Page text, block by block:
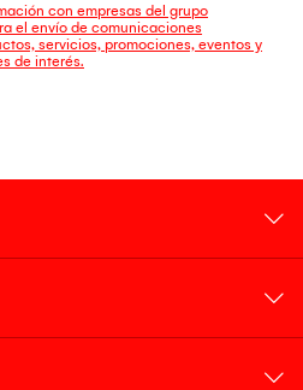
con empresas del grupo
el envío de comunicaciones
servicios, promociones, eventos y
de interés.